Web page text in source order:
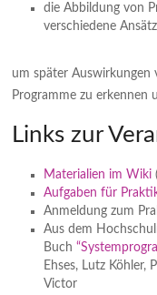
die Abbildung von
verschiedene
um später Auswirkungen
Programme zu erkennen
Links zur
Materialien im Wiki
Aufgaben für
Anmeldung zum
Aus dem
Buch
Ehses, Lutz Köhler,
Victor